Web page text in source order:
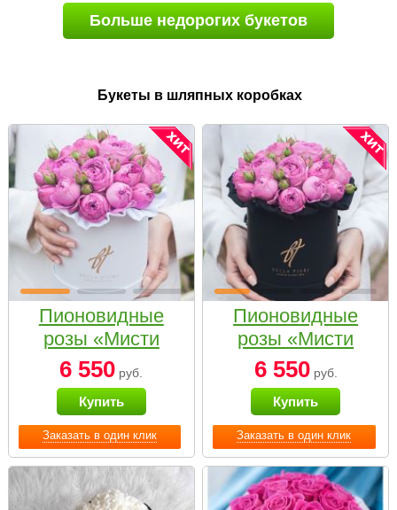
Больше недорогих букетов
Букеты в шляпных коробках
Заказать в один клик
Пионовидные
розы «Мисти
бабблс» в белой
коробке Small
6 550 руб.
Купить
Заказать в один клик
Пионовидные
розы «Мисти
бабблс» в
черной коробке
Small
6 550руб.
Купить